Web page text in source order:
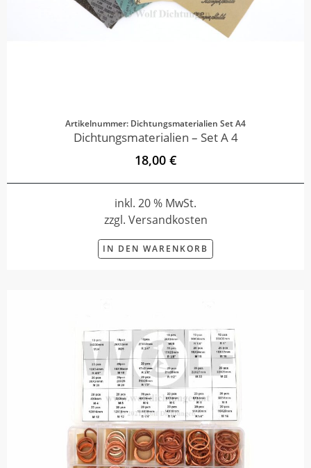
Artikelnummer: Dichtungsmaterialien Set A4
Dichtungsmaterialien – Set A 4
18,00 €
inkl. 20 % MwSt.
zzgl. Versandkosten
IN DEN WARENKORB